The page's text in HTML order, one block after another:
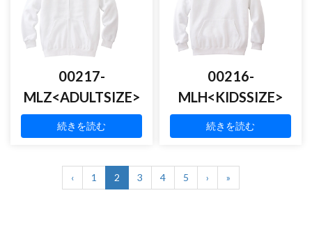
00217-
MLZ<ADULTSIZE>
続きを読む
00216-
MLH<KIDSSIZE>
続きを読む
‹ 1 2 3 4 5 › »